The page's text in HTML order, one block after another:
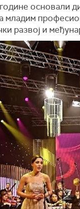
основали
младим
развој и